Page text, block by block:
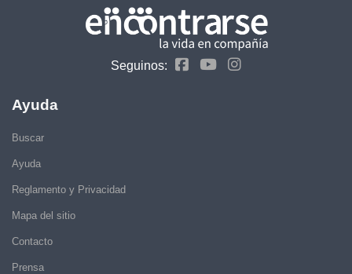
Seguinos:
Ayuda
Buscar
Ayuda
Reglamento y Privacidad
Mapa del sitio
Contacto
Prensa